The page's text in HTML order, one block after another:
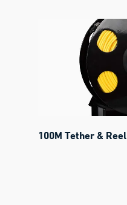
100M Tether & Reel